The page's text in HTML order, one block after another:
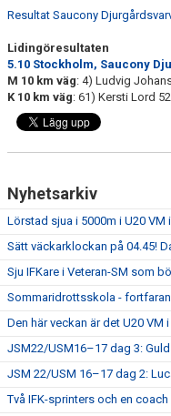
Resultat Saucony
Lidingöresultaten
5.10 Stockholm, Saucony
M 10 km väg: 4) Ludvig
K 10 km väg: 61) Kersti Lord
Nyhetsarkiv
Lörstad sjua i 5000m i U20 VM
Sätt väckarklockan på 04.45!
Sju IFKare i Veteran-SM som
Sommaridrottsskola -
Den här veckan är det U20 VM
JSM22/USM16–17 dag 3:
JSM 22/USM 16–17 dag 2:
Två IFK-sprinters och en